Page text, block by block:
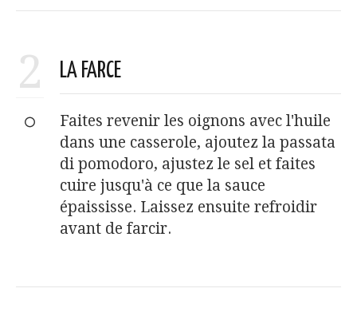
2 LA FARCE
Faites revenir les oignons avec l'huile
dans une casserole, ajoutez la passata
di pomodoro, ajustez le sel et faites
cuire jusqu'à ce que la sauce
épaississe. Laissez ensuite refroidir
avant de farcir.